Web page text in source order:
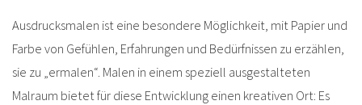
Ausdrucksmalen ist eine besondere Möglichkeit, mit Papier und
Farbe von Gefühlen, Erfahrungen und Bedürfnissen zu erzählen,
sie zu „ermalen“. Malen in einem speziell ausgestalteten
Malraum bietet für diese Entwicklung einen kreativen Ort: Es